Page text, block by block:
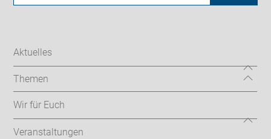
Aktuelles
Themen
Wir für Euch
Veranstaltungen